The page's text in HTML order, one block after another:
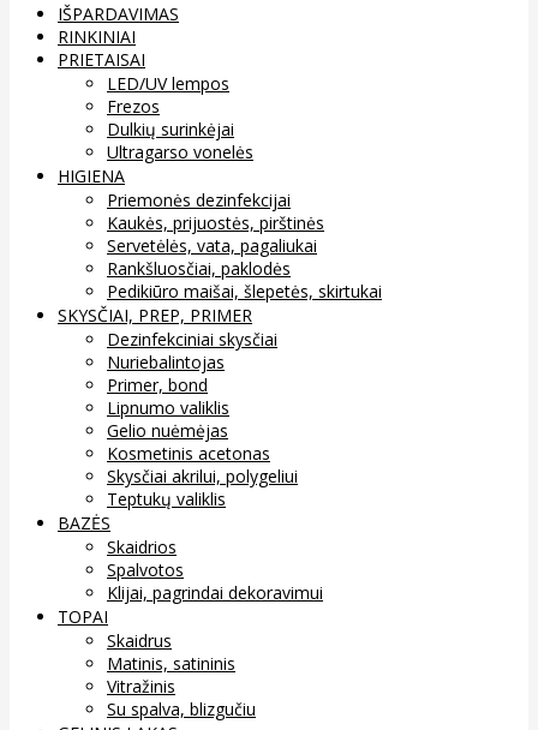
IŠPARDAVIMAS
RINKINIAI
PRIETAISAI
LED/UV lempos
Frezos
Dulkių surinkėjai
Ultragarso vonelės
HIGIENA
Priemonės dezinfekcijai
Kaukės, prijuostės, pirštinės
Servetėlės, vata, pagaliukai
Rankšluosčiai, paklodės
Pedikiūro maišai, šlepetės, skirtukai
SKYSČIAI, PREP, PRIMER
Dezinfekciniai skysčiai
Nuriebalintojas
Primer, bond
Lipnumo valiklis
Gelio nuėmėjas
Kosmetinis acetonas
Skysčiai akrilui, polygeliui
Teptukų valiklis
BAZĖS
Skaidrios
Spalvotos
Klijai, pagrindai dekoravimui
TOPAI
Skaidrus
Matinis, satininis
Vitražinis
Su spalva, blizgučiu